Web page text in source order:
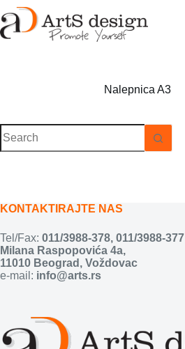
Skip
to
content
Nalepnica A3
No
results
KONTAKTIRAJTE NAS
Tel/Fax: 011/3988-378, 011/3988-377
Milana Raspopovića 4a,
11010 Beograd, Voždovac
e-mail: info@arts.rs